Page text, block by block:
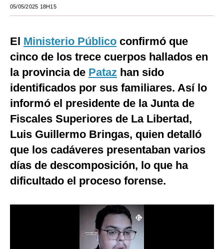
Internacional
Tecnología
Mix
G de Gestión
05/05/2025 18H15
El Ministerio Público confirmó que
cinco de los trece cuerpos hallados en
la provincia de Pataz han sido
identificados por sus familiares. Así lo
informó el presidente de la Junta de
Fiscales Superiores de La Libertad,
Luis Guillermo Bringas, quien detalló
que los cadáveres presentaban varios
días de descomposición, lo que ha
dificultado el proceso forense.